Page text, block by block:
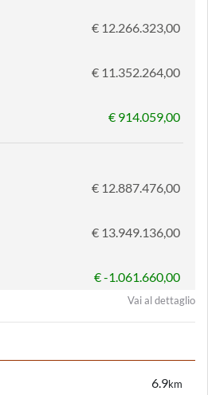
€ 12.266.323,00
€ 11.352.264,00
€ 914.059,00
€ 12.887.476,00
€ 13.949.136,00
€ -1.061.660,00
Vai al dettaglio
6.9km